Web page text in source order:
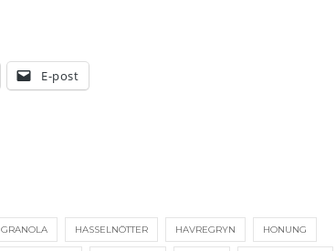
E-post
GRANOLA HASSELNÖTTER HAVREGRYN HONUNG